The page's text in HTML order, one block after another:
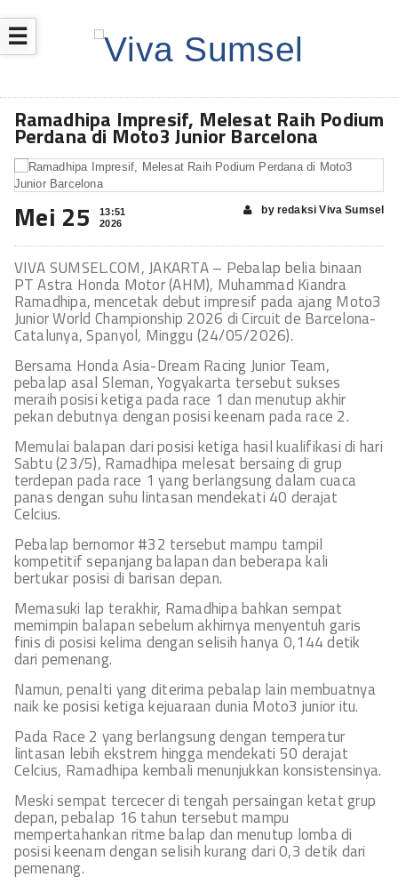
☰
Ramadhipa Impresif, Melesat Raih Podium
Perdana di Moto3 Junior Barcelona
Mei 25
13:51
2026
by redaksi Viva Sumsel
VIVA SUMSEL.COM, JAKARTA – Pebalap belia binaan
PT Astra Honda Motor (AHM), Muhammad Kiandra
Ramadhipa, mencetak debut impresif pada ajang Moto3
Junior World Championship 2026 di Circuit de Barcelona-
Catalunya, Spanyol, Minggu (24/05/2026).
Bersama Honda Asia-Dream Racing Junior Team,
pebalap asal Sleman, Yogyakarta tersebut sukses
meraih posisi ketiga pada race 1 dan menutup akhir
pekan debutnya dengan posisi keenam pada race 2.
Memulai balapan dari posisi ketiga hasil kualifikasi di hari
Sabtu (23/5), Ramadhipa melesat bersaing di grup
terdepan pada race 1 yang berlangsung dalam cuaca
panas dengan suhu lintasan mendekati 40 derajat
Celcius.
Pebalap bernomor #32 tersebut mampu tampil
kompetitif sepanjang balapan dan beberapa kali
bertukar posisi di barisan depan.
Memasuki lap terakhir, Ramadhipa bahkan sempat
memimpin balapan sebelum akhirnya menyentuh garis
finis di posisi kelima dengan selisih hanya 0,144 detik
dari pemenang.
Namun, penalti yang diterima pebalap lain membuatnya
naik ke posisi ketiga kejuaraan dunia Moto3 junior itu.
Pada Race 2 yang berlangsung dengan temperatur
lintasan lebih ekstrem hingga mendekati 50 derajat
Celcius, Ramadhipa kembali menunjukkan konsistensinya.
Meski sempat tercecer di tengah persaingan ketat grup
depan, pebalap 16 tahun tersebut mampu
mempertahankan ritme balap dan menutup lomba di
posisi keenam dengan selisih kurang dari 0,3 detik dari
pemenang.